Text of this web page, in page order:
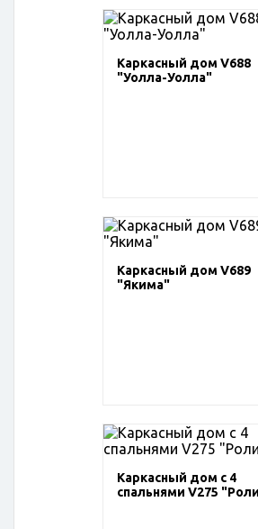
Каркасный дом V688
"Уолла-Уолла"
Каркасный дом V689
"Якима"
Каркасный дом с 4
спальнями V275